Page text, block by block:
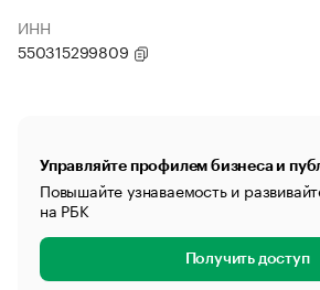
ИНН
550315299809
Управляйте профилем бизнеса и
Повышайте узнаваемость и
на РБК
Получить доступ